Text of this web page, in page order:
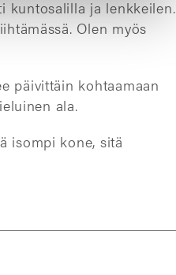
kuntosalilla ja lenkkeilen.
Olen myös
päivittäin kohtaamaan
ala.
isompi kone, sitä